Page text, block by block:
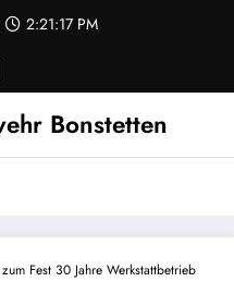
2:21:17 PM
Bonstetten
Fest 30 Jahre Werkstattbetrieb